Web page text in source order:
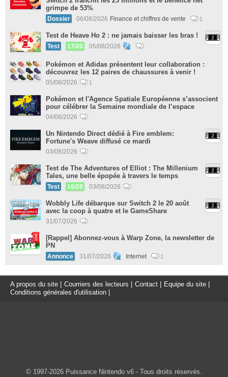
grimpe de 53%
Dossier 06/08/2026 Finance et chiffres de vente 1
Test de Heave Ho 2 : ne jamais baisser les bras !
Test 17/20 05/08/2026
Pokémon et Adidas présentent leur collaboration :
découvrez les 12 paires de chaussures à venir !
05/08/2026 1
Pokémon et l'Agence Spatiale Européenne s’associent
pour célébrer la Semaine mondiale de l’espace
04/08/2026
Un Nintendo Direct dédié à Fire emblem:
Fortune's Weave diffusé ce mardi
03/08/2026
Test de The Adventures of Elliot : The Millenium
Tales, une belle épopée à travers le temps
Test 16/20 03/08/2026
Wobbly Life débarque sur Switch 2 le 20 août
avec la coop à quatre et le GameShare
31/07/2026
[Rappel] Abonnez-vous à Warp Zone, la newsletter de
PN
Annonce 31/07/2026 Internet 1
A propos du site Courriers des lecteurs Contact Equipe du site
Conditions générales d'utilisation
© 1997-2026 Puissance Nintendo v6 - Tous droits réservés.